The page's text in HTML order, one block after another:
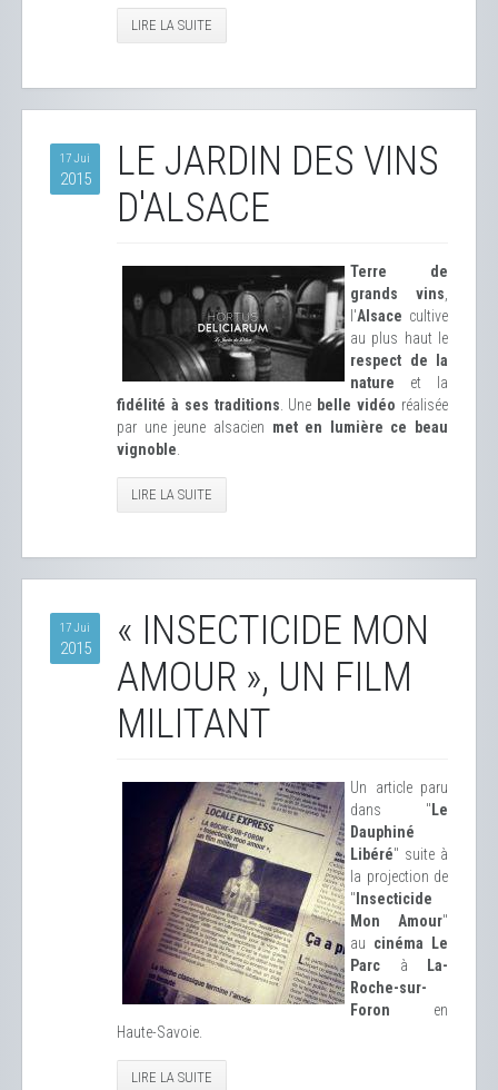
LIRE LA SUITE
17 Jui
2015
LE JARDIN DES VINS
D'ALSACE
Terre de
grands vins
l'Alsace cultive
au plus haut le
respect de la
nature et la
fidélité à ses traditions . Une belle vidéo réalisée
par une jeune alsacien met en lumière ce beau
vignoble
LIRE LA SUITE
17 Jui
2015
« INSECTICIDE MON
AMOUR », UN FILM
MILITANT
Un article paru
dans " Le
Dauphiné
Libéré" suite à
la projection de
" Insecticide
Mon Amour"
au cinéma Le
Parc à
La-
Roche-sur-
Foron en
Haute-Savoie.
LIRE LA SUITE